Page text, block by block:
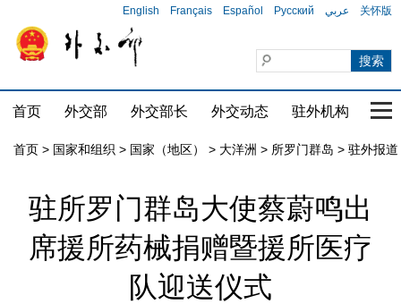
English Français Español Русский عربي 关怀版
首页 外交部 外交部长 外交动态 驻外机构 国
首页 > 国家和组织 > 国家（地区） > 大洋洲 > 所罗门群岛 > 驻外报道
驻所罗门群岛大使蔡蔚鸣出
席援所药械捐赠暨援所医疗
队迎送仪式